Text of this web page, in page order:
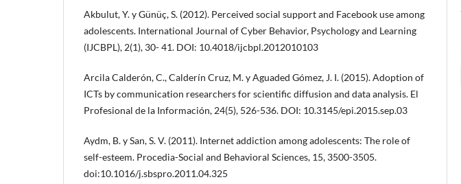
Akbulut, Y. y Günüç, S. (2012). Perceived social support and Facebook use among
adolescents. International Journal of Cyber Behavior, Psychology and Learning
(IJCBPL), 2(1), 30- 41. DOI: 10.4018/ijcbpl.2012010103
Arcila Calderón, C., Calderín Cruz, M. y Aguaded Gómez, J. I. (2015). Adoption of
ICTs by communication researchers for scientific diffusion and data analysis. El
Profesional de la Información, 24(5), 526-536. DOI: 10.3145/epi.2015.sep.03
Aydm, B. y San, S. V. (2011). Internet addiction among adolescents: The role of
self-esteem. Procedia-Social and Behavioral Sciences, 15, 3500-3505.
doi:10.1016/j.sbspro.2011.04.325